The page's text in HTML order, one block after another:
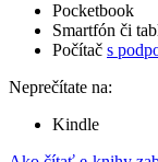
Pocketbook
Smartfón či
Počítač s
Neprečítate na:
Kindle